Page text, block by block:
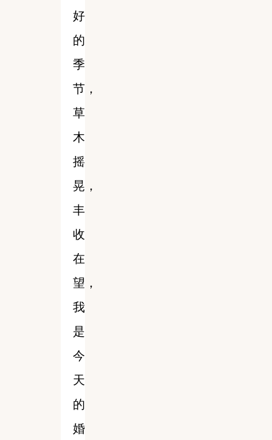
好
的
季
节，
草
木
摇
晃，
丰
收
在
望，
我
是
今
天
的
婚